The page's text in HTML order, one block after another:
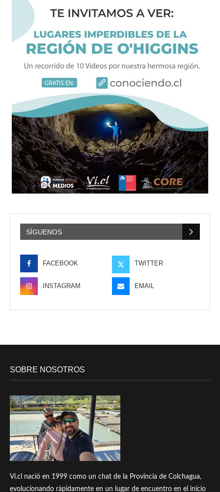
SÍGUENOS
FACEBOOK TWITTER
INSTAGRAM EMAIL
SOBRE NOSOTROS
Vi.cl nació en 1999 como un chat de la Provincia de Colchagua,
evolucionando rápidamente en un lugar de encuentro en el inicio